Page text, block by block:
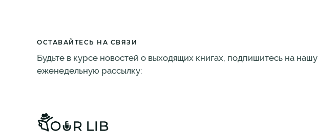
ОСТАВАЙТЕСЬ НА СВЯЗИ
Будьте в курсе новостей о выходящих книгах, подпишитесь на нашу
еженедельную рассылку: